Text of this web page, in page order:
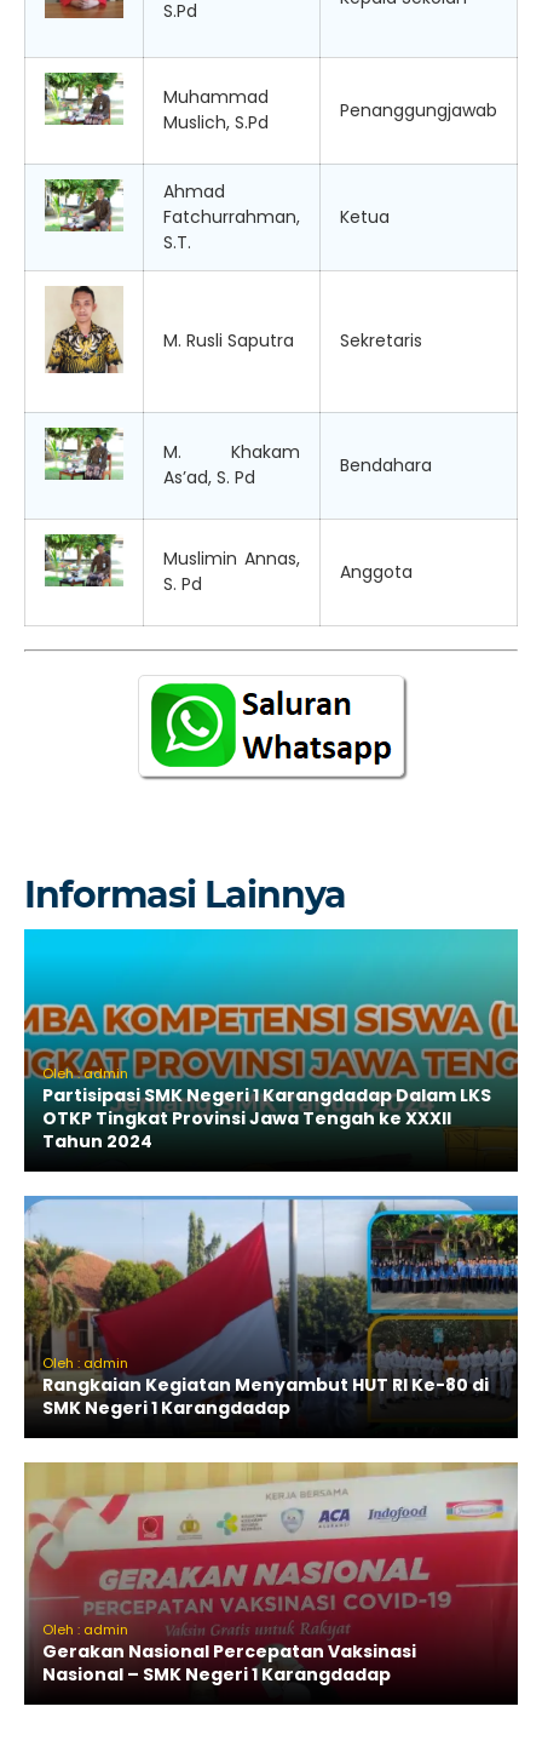
S.Pd
Muhammad
Muslich, S.Pd
Penanggungjawab
Ahmad
Fatchurrahman,
S.T.
Ketua
M. Rusli Saputra Sekretaris
M. Khakam
As’ad, S. Pd
Bendahara
Muslimin Annas,
S. Pd
Anggota
Informasi Lainnya
Oleh : admin
Partisipasi SMK Negeri 1 Karangdadap Dalam LKS
OTKP Tingkat Provinsi Jawa Tengah ke XXXII
Tahun 2024
Oleh : admin
Rangkaian Kegiatan Menyambut HUT RI Ke-80 di
SMK Negeri 1 Karangdadap
Oleh : admin
Gerakan Nasional Percepatan Vaksinasi
Nasional – SMK Negeri 1 Karangdadap